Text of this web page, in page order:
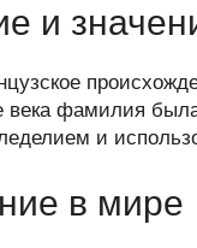
ur
n
al
и
века фамилия
и
в мире